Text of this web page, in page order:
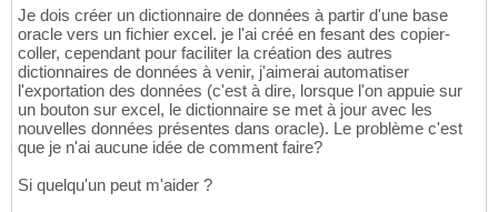
Je dois créer un dictionnaire de données à partir d'une base
oracle vers un fichier excel. je l'ai créé en fesant des copier-
coller, cependant pour faciliter la création des autres
dictionnaires de données à venir, j'aimerai automatiser
l'exportation des données (c'est à dire, lorsque l'on appuie sur
un bouton sur excel, le dictionnaire se met à jour avec les
nouvelles données présentes dans oracle). Le problème c'est
que je n'ai aucune idée de comment faire?
Si quelqu'un peut m'aider ?